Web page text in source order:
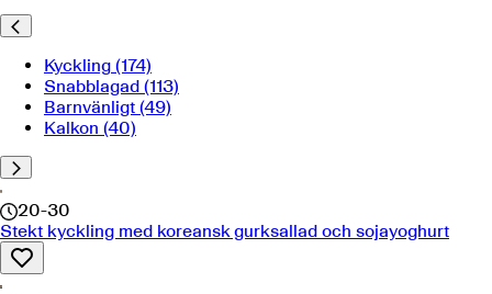
Kyckling (174)
Snabblagad (113)
Barnvänligt (49)
Kalkon (40)
20-30
Stekt kyckling med koreansk gurksallad och sojayoghurt